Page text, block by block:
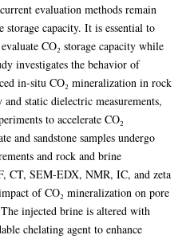
evaluation methods remain
capacity. It is essential to
CO₂ storage capacity while
investigates the behavior of
in-situ CO₂ mineralization in rock
static dielectric measurements,
to accelerate CO₂
and sandstone samples undergo
and rock and brine
CT, SEM-EDX, NMR, IC, and zeta
of CO₂ mineralization on pore
injected brine is altered with
chelating agent to enhance